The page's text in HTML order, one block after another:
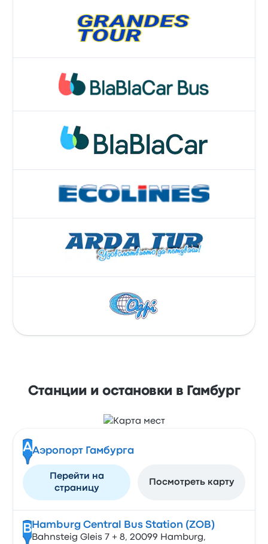
Станции и остановки в Гамбург
AАэропорт Гамбурга
Перейти на
страницу
Посмотреть карту
B Hamburg Central Bus Station (ZOB)
Bahnsteig Gleis 7 + 8, 20099 Hamburg,